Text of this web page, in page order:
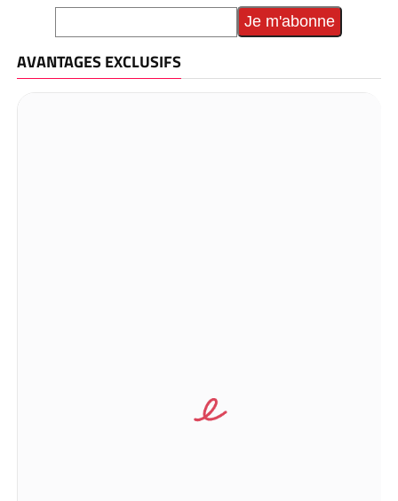
AVANTAGES EXCLUSIFS